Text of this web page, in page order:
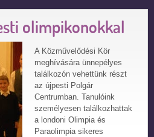
olimpikonokkal
A Közművelődési Kör
meghívására ünnepélyes
találkozón vehettünk részt
az újpesti Polgár
Centrumban. Tanulóink
személyesen találkozhattak
a londoni Olimpia és
Paraolimpia sikeres